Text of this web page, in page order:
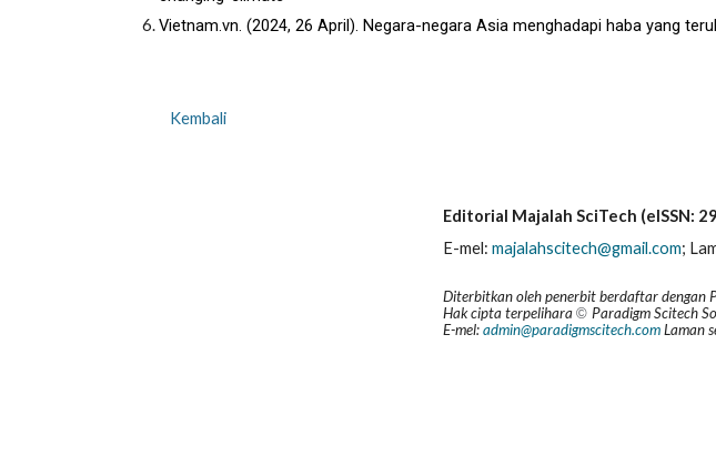
Vietnam.vn. (2024, 26 April). Negara-negara Asia menghadapi haba yang
Kembali
Editorial Majalah SciTech (eISSN:
E-mel: majalahscitech@gmail.com; La
Diterbitkan oleh penerbit berdaftar dengan
Hakciptaterpelihara © Paradigm Scitech
E-mel:admin@paradigmscitech.com Laman